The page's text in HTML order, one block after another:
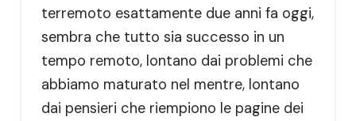
terremoto esattamente due anni fa oggi,
sembra che tutto sia successo in un
tempo remoto, lontano dai problemi che
abbiamo maturato nel mentre, lontano
dai pensieri che riempiono le pagine dei